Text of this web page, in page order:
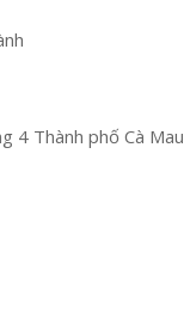
4 Thành phố Cà Mau